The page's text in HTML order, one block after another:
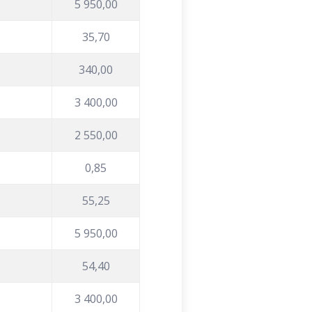
5 950,00
35,70
340,00
3 400,00
2 550,00
0,85
55,25
5 950,00
54,40
3 400,00